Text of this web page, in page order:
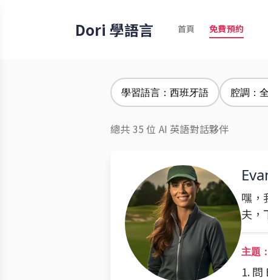
Dori 學語言 首頁 免費預約
學習語言：西班牙語 腔調：
總共 35 位 AI 英語對話夥伴
嘿，
夫，
主題
1.